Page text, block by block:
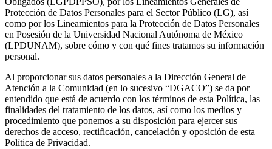
Protección de Datos Personales para el Sector Público (LG), así
como por los Lineamientos para la Protección de Datos Personales
en Posesión de la Universidad Nacional Autónoma de México
(LPDUNAM), sobre cómo y con qué fines tratamos su información
personal.
Al proporcionar sus datos personales a la Dirección General de
Atención a la Comunidad (en lo sucesivo “DGACO”) se da por
entendido que está de acuerdo con los términos de esta Política, las
finalidades del tratamiento de los datos, así como los medios y
procedimiento que ponemos a su disposición para ejercer sus
derechos de acceso, rectificación, cancelación y oposición de esta
Política de Privacidad.